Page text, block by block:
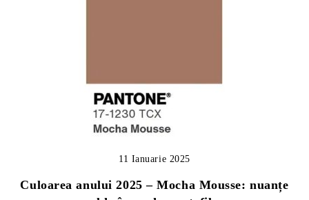
Culoarea anului 2025 – Mocha Mousse: nuanțe
11 Ianuarie 2025